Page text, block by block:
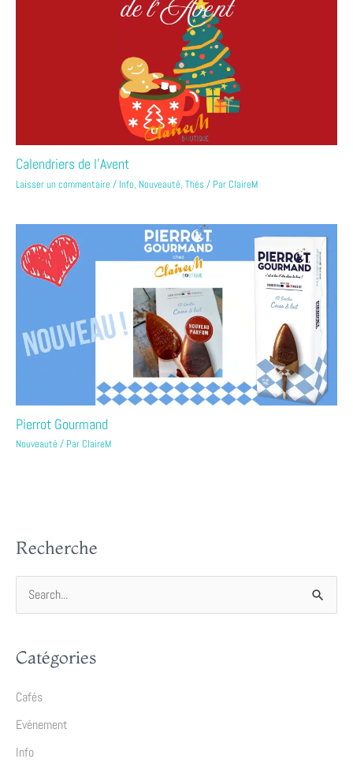
Calendriers de l’Avent
Laisser un commentaire/ Info, Nouveauté, Thés/ Par ClaireM
Pierrot Gourmand
Nouveauté/ Par ClaireM
Recherche
e
r
c
Catégories
Cafés
Evénement
Info